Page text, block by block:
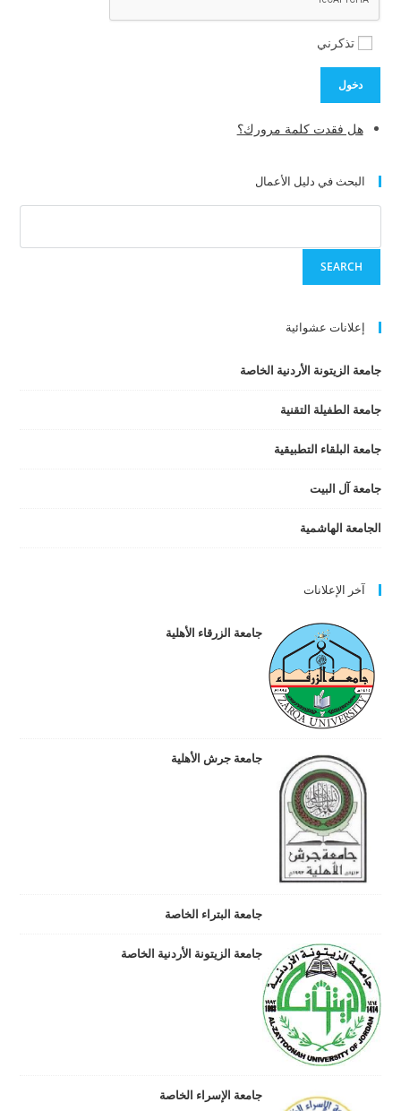
تذكرني
دخول
هل فقدت كلمة مرورك؟
البحث في دليل الأعمال
إعلانات عشوائية
جامعة الزيتونة الأردنية الخاصة
جامعة الطفيلة التقنية
جامعة البلقاء التطبيقية
جامعة آل البيت
الجامعة الهاشمية
آخر الإعلانات
جامعة الزرقاء الأهلية
جامعة جرش الأهلية
جامعة البتراء الخاصة
جامعة الزيتونة الأردنية الخاصة
جامعة الإسراء الخاصة